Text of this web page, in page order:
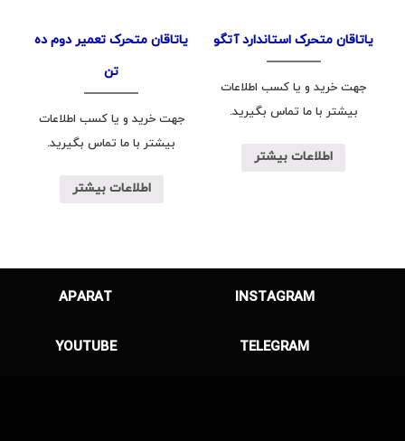
یاتاقان متحرک استاندارد آتگو
جهت خرید و یا کسب اطلاعات
بیشتر با ما تماس بگیرید.
اطلاعات بیشتر
یاتاقان متحرک تعمیر دوم ده
تن
جهت خرید و یا کسب اطلاعات
بیشتر با ما تماس بگیرید.
اطلاعات بیشتر
INSTAGRAM
APARAT
TELEGRAM
YOUTUBE